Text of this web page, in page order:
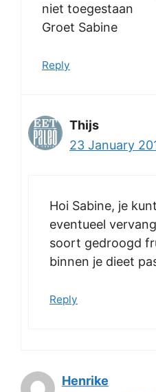
niet toegestaan
Groet Sabine
Reply
Thijs
23 January
Hoi Sabine, je
eventueel
soort gedroogd
binnen je dieet
Reply
Henrike